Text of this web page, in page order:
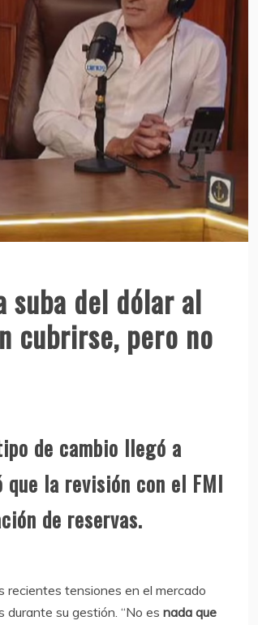
suba del dólar al
cubrirse, pero no
de cambio llegó a
la revisión con el FMI
de reservas.
recientes tensiones en el mercado
su gestión. “No es nada que